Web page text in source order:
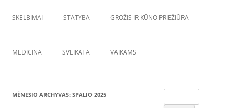
SKELBIMAI STATYBA GROŽIS IR KŪNO PRIEŽIŪRA
MEDICINA SVEIKATA VAIKAMS
MĖNESIO ARCHYVAS: SPALIO 2025